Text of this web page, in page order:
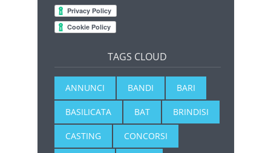
TAGS CLOUD
ANNUNCI BANDI BARI
BASILICATA BAT BRINDISI
CASTING CONCORSI